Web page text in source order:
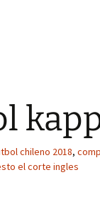
chileno 2018,
el corte ingles